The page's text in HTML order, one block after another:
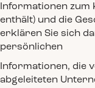
Informationen zum
enthält) und die
erklären Sie sich
persönlichen
Informationen, die
abgeleiteten